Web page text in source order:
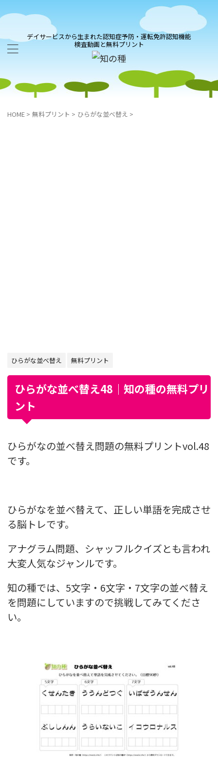
デイサービスから生まれた認知症予防・運転免許認知機能
検査動画と無料プリント
HOME > 無料プリント > ひらがな並べ替え >
ひらがな並べ替え 無料プリント
ひらがな並べ替え48｜知の種の無料プリ
ント
ひらがなの並べ替え問題の無料プリントvol.48
です。
ひらがなを並べ替えて、正しい単語を完成させ
る脳トレです。
アナグラム問題、シャッフルクイズとも言われ
大変人気なジャンルです。
知の種では、5文字・6文字・7文字の並べ替え
を問題にしていますので挑戦してみてくださ
い。